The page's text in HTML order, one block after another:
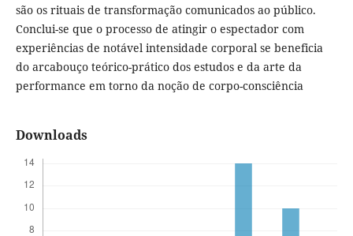
são os rituais de transformação comunicados ao público.
Conclui-se que o processo de atingir o espectador com
experiências de notável intensidade corporal se beneficia
do arcabouço teórico-prático dos estudos e da arte da
performance em torno da noção de corpo-consciência
Downloads